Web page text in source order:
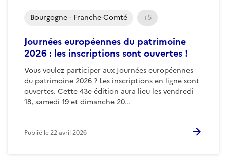
Journées européennes du patrimoine
2026 : les inscriptions sont ouvertes !
Vous voulez participer aux Journées européennes
du patrimoine 2026 ? Les inscriptions en ligne sont
ouvertes. Cette 43e édition aura lieu les vendredi
18, samedi 19 et dimanche 20...
Bourgogne - Franche-Comté +5
Publié le22 avril 2026